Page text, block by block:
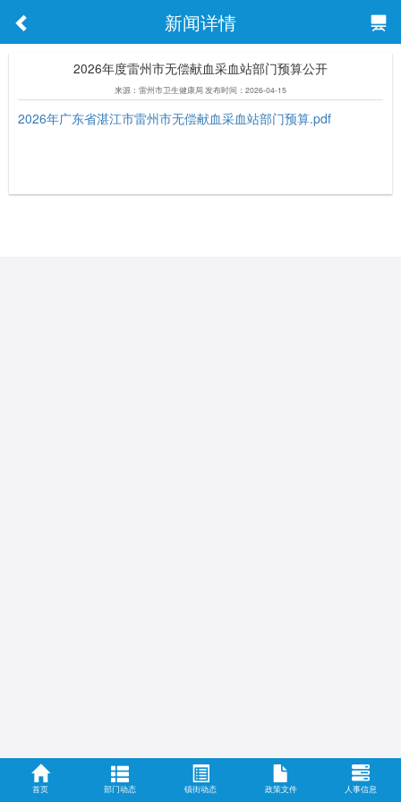
新闻详情
2026年度雷州市无偿献血采血站部门预算公开
来源：雷州市卫生健康局 发布时间：2026-04-15
2026年广东省湛江市雷州市无偿献血采血站部门预算.pdf
首页 部门动态 镇街动态 政策文件 人事信息